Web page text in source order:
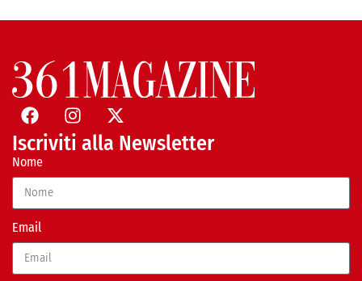
Iscriviti alla Newsletter
Nome
Email